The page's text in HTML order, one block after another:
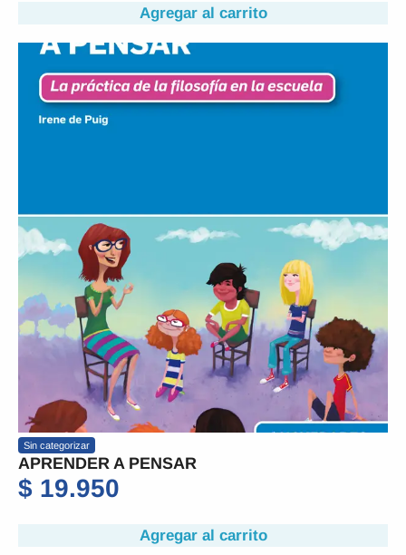
Agregar al carrito
Sin categorizar
APRENDER A PENSAR
$ 19.950
Agregar al carrito